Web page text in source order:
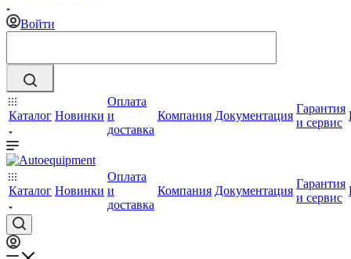
Войти
Каталог Новинки
Оплата
и
доставка
Компания Документация
Гарантия
и сервис
Каталог Новинки
Оплата
и
доставка
Компания Документация
Гарантия
и сервис